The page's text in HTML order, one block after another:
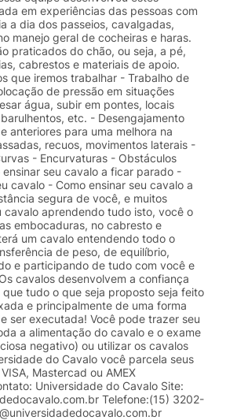
em experiências das pessoas com
a dia dos passeios, cavalgadas,
manejo geral de cocheiras e haras.
praticados do chão, ou seja, a pé,
cabrestos e materiais de apoio.
que iremos trabalhar - Trabalho de
de pressão em situações
água, subir em pontes, locais
etc. - Desengajamento
anteriores para uma melhora na
recuos, movimentos laterais -
- Encurvaturas - Obstáculos
ensinar seu cavalo a ficar parado -
cavalo - Como ensinar seu cavalo a
segura de você, e muitos
cavalo aprendendo tudo isto, você o
embocaduras, no cabresto e
um cavalo entendendo todo o
de peso, de equilíbrio,
e participando de tudo com você e
cavalos desenvolvem a confiança
que tudo o que seja proposto seja feito
e principalmente de uma forma
ser executada! Você pode trazer seu
a alimentação do cavalo e o exame
negativo) ou utilizar os cavalos
do Cavalo você parcela seus
Mastercad ou AMEX
Universidade do Cavalo Site:
Telefone:(15) 3202-